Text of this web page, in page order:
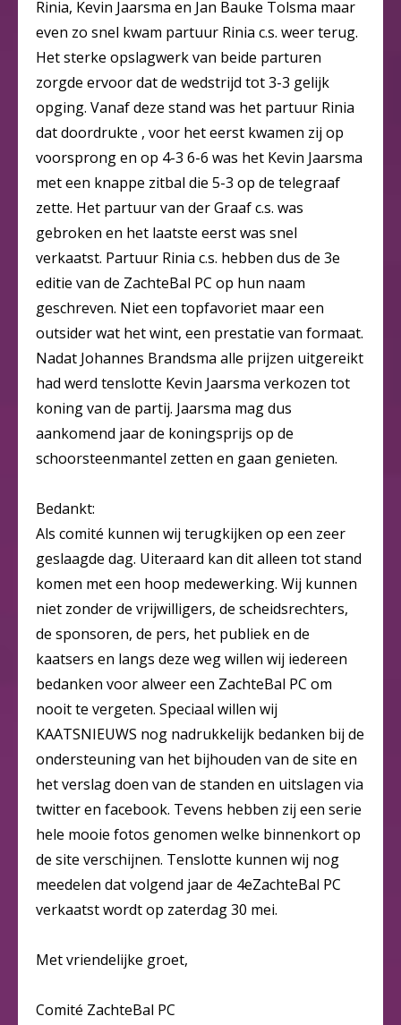
Rinia, Kevin Jaarsma en Jan Bauke Tolsma maar
even zo snel kwam partuur Rinia c.s. weer terug.
Het sterke opslagwerk van beide parturen
zorgde ervoor dat de wedstrijd tot 3-3 gelijk
opging. Vanaf deze stand was het partuur Rinia
dat doordrukte , voor het eerst kwamen zij op
voorsprong en op 4-3 6-6 was het Kevin Jaarsma
met een knappe zitbal die 5-3 op de telegraaf
zette. Het partuur van der Graaf c.s. was
gebroken en het laatste eerst was snel
verkaatst. Partuur Rinia c.s. hebben dus de 3e
editie van de ZachteBal PC op hun naam
geschreven. Niet een topfavoriet maar een
outsider wat het wint, een prestatie van formaat.
Nadat Johannes Brandsma alle prijzen uitgereikt
had werd tenslotte Kevin Jaarsma verkozen tot
koning van de partij. Jaarsma mag dus
aankomend jaar de koningsprijs op de
schoorsteenmantel zetten en gaan genieten.
Bedankt:
Als comité kunnen wij terugkijken op een zeer
geslaagde dag. Uiteraard kan dit alleen tot stand
komen met een hoop medewerking. Wij kunnen
niet zonder de vrijwilligers, de scheidsrechters,
de sponsoren, de pers, het publiek en de
kaatsers en langs deze weg willen wij iedereen
bedanken voor alweer een ZachteBal PC om
nooit te vergeten. Speciaal willen wij
KAATSNIEUWS nog nadrukkelijk bedanken bij de
ondersteuning van het bijhouden van de site en
het verslag doen van de standen en uitslagen via
twitter en facebook. Tevens hebben zij een serie
hele mooie fotos genomen welke binnenkort op
de site verschijnen. Tenslotte kunnen wij nog
meedelen dat volgend jaar de 4eZachteBal PC
verkaatst wordt op zaterdag 30 mei.
Met vriendelijke groet,
Comité ZachteBal PC